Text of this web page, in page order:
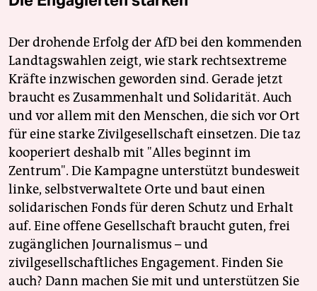
Der drohende Erfolg der AfD bei den kommenden
Landtagswahlen zeigt, wie stark rechtsextreme
Kräfte inzwischen geworden sind. Gerade jetzt
braucht es Zusammenhalt und Solidarität. Auch
und vor allem mit den Menschen, die sich vor Ort
für eine starke Zivilgesellschaft einsetzen. Die taz
kooperiert deshalb mit "Alles beginnt im
Zentrum". Die Kampagne unterstützt bundesweit
linke, selbstverwaltete Orte und baut einen
solidarischen Fonds für deren Schutz und Erhalt
auf. Eine offene Gesellschaft braucht guten, frei
zugänglichen Journalismus – und
zivilgesellschaftliches Engagement. Finden Sie
auch? Dann machen Sie mit und unterstützen Sie